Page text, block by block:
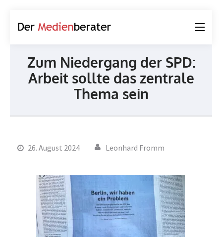
Zum Niedergang der SPD:
Arbeit sollte das zentrale
Thema sein
26. August 2024 Leonhard Fromm